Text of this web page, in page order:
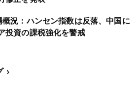
況：ハンセン指数は反落、中国に
投資の課税強化を警戒